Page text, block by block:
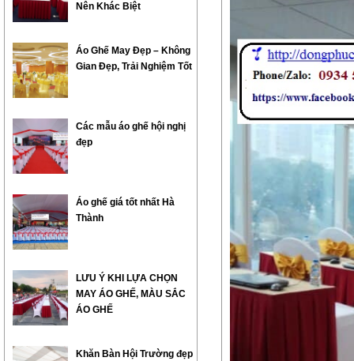
Nên Khác Biệt
Áo Ghế May Đẹp – Không
Gian Đẹp, Trải Nghiệm Tốt
Các mẫu áo ghế hội nghị
đẹp
Áo ghế giá tốt nhất Hà
Thành
LƯU Ý KHI LỰA CHỌN
MAY ÁO GHẾ, MÀU SẮC
ÁO GHẾ
Khăn Bàn Hội Trường đẹp